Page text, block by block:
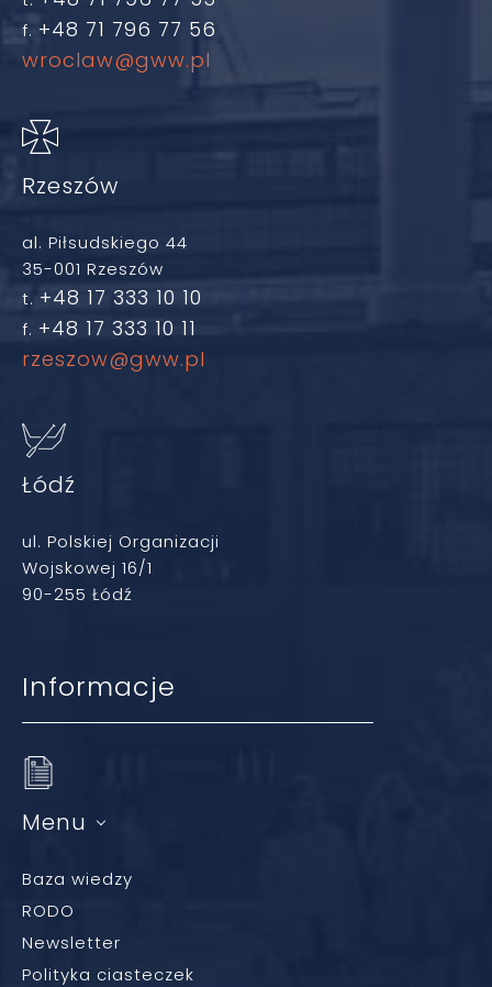
f. +48 71 796 77 56
wroclaw@gww.pl
Rzeszów
al. Piłsudskiego 44
35-001 Rzeszów
t. +48 17 333 10 10
f. +48 17 333 10 11
rzeszow@gww.pl
Łódź
ul. Polskiej Organizacji
Wojskowej 16/1
90-255 Łódź
Informacje
Menu
Baza wiedzy
RODO
Newsletter
Polityka ciasteczek